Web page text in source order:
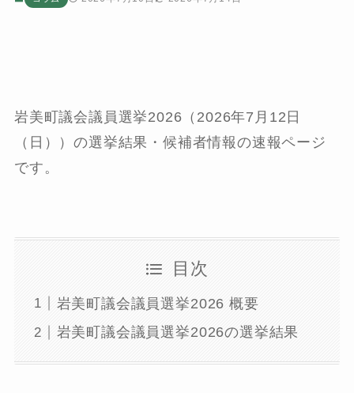
岩美町議会議員選挙2026（2026年7月12日
（日））の選挙結果・候補者情報の速報ページ
です。
目次
岩美町議会議員選挙2026 概要
岩美町議会議員選挙2026の選挙結果